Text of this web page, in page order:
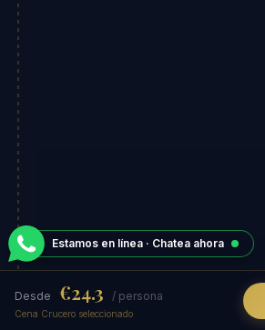
Desde €24.3 / persona
Cena Crucero seleccionado
Estamos en línea · Chatea ahora